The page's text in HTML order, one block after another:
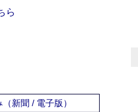
ら
新聞 / 電子版）